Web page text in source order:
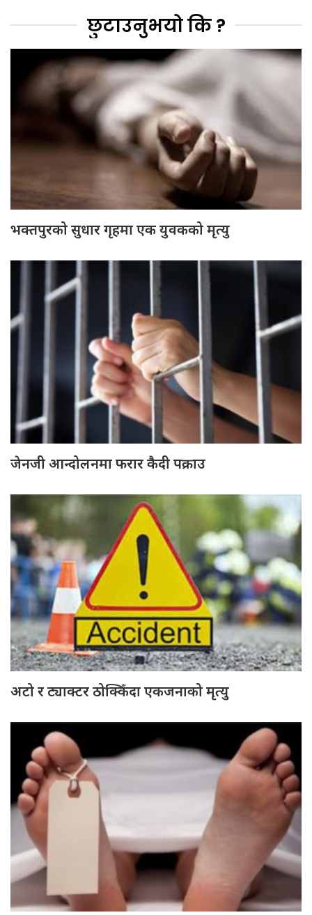
छुटाउनुभयो कि ?
भक्तपुरको सुधार गृहमा एक युवकको मृत्यु
जेनजी आन्दोलनमा फरार कैदी पक्राउ
अटो र ट्याक्टर ठोक्किँदा एकजनाको मृत्यु